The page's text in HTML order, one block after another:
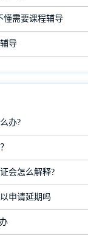
懂需要课程辅导
导
办?
会怎么解释?
申请延期吗